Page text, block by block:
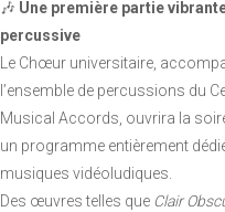
🎶 Une première partie
percussive
Le Chœur universitaire,
l’ensemble de percussions du
Musical Accords, ouvrira la
un programme entièrement
musiques vidéoludiques.
Des œuvres telles que Clair